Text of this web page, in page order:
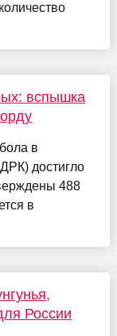
вспышка
в
достигло
488
в
России